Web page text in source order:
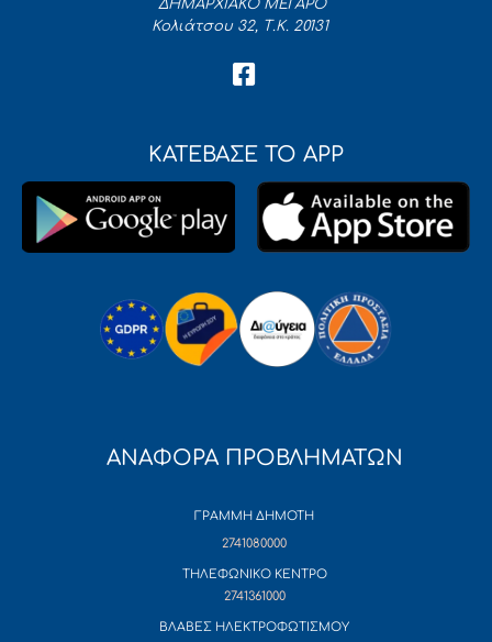
ΔΗΜΑΡΧΙΑΚΟ ΜΕΓΑΡΟ
Κολιάτσου 32, Τ.Κ. 20131
ΚΑΤΕΒΑΣΕ ΤΟ APP
ΑΝΑΦΟΡΑ ΠΡΟΒΛΗΜΑΤΩΝ
ΓΡΑΜΜΗ ΔΗΜΟΤΗ
2741080000
ΤΗΛΕΦΩΝΙΚΟ ΚΕΝΤΡΟ
2741361000
ΒΛΑΒΕΣ ΗΛΕΚΤΡΟΦΩΤΙΣΜΟΥ